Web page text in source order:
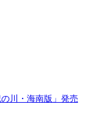
川・海南版」発売